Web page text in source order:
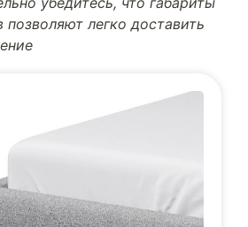
легко доставить